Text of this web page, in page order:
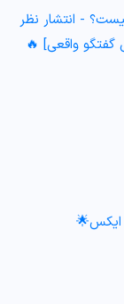
- انتشار نظر
ایکس🌟